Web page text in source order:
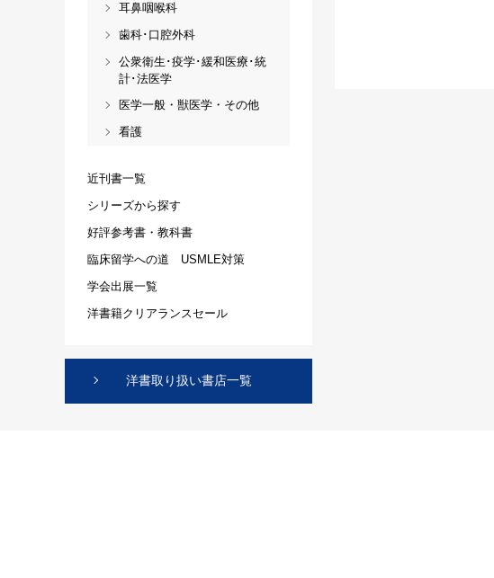
耳鼻咽喉科
歯科･口腔外科
公衆衛生･疫学･緩和医療･統
計･法医学
医学一般・獣医学・その他
看護
近刊書一覧
シリーズから探す
好評参考書・教科書
臨床留学への道 USMLE対策
学会出展一覧
洋書籍クリアランスセール
洋書取り扱い書店一覧